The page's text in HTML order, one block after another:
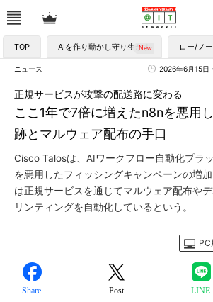
TOP AIを作り動かし守り生かす ロー/ノ
ニュース 2026年6月15日
ここ1年で7倍に増えたn8nを悪用
跡とマルウェア配布の手口
正規サービスが攻撃の配送路に変わる
Cisco Talosは、AIワークフロー自動化プラ
を悪用したフィッシングキャンペーンの増
は正規サービスを通じてマルウェア配布や
リンティングを自動化しているという。
PC
Share Post LINE